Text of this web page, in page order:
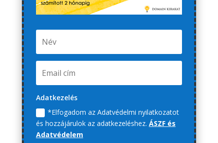
Adatkezelés
*Elfogadom az Adatvédelmi nyilatkozatot
és hozzájárulok az adatkezeléshez. ÁSZF és
Adatvédelem